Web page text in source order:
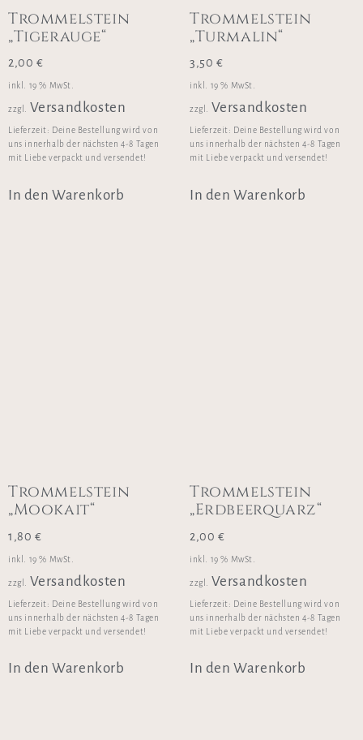
Trommelstein
„Tigerauge“
2,00 €
inkl. 19 % MwSt.
zzgl. Versandkosten
Lieferzeit: Deine Bestellung wird von
uns innerhalb der nächsten 4-8 Tagen
mit Liebe verpackt und versendet!
In den Warenkorb
Trommelstein
„Turmalin“
3,50 €
inkl. 19 % MwSt.
zzgl. Versandkosten
Lieferzeit: Deine Bestellung wird von
uns innerhalb der nächsten 4-8 Tagen
mit Liebe verpackt und versendet!
In den Warenkorb
Trommelstein
„Mookait“
1,80 €
inkl. 19 % MwSt.
zzgl. Versandkosten
Lieferzeit: Deine Bestellung wird von
uns innerhalb der nächsten 4-8 Tagen
mit Liebe verpackt und versendet!
In den Warenkorb
Trommelstein
„Erdbeerquarz“
2,00 €
inkl. 19 % MwSt.
zzgl. Versandkosten
Lieferzeit: Deine Bestellung wird von
uns innerhalb der nächsten 4-8 Tagen
mit Liebe verpackt und versendet!
In den Warenkorb